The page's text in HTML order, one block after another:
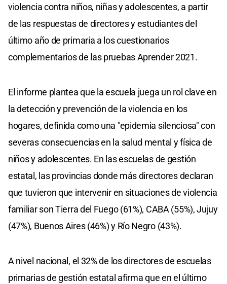
violencia contra niños, niñas y adolescentes, a partir
de las respuestas de directores y estudiantes del
último año de primaria a los cuestionarios
complementarios de las pruebas Aprender 2021.
El informe plantea que la escuela juega un rol clave en
la detección y prevención de la violencia en los
hogares, definida como una "epidemia silenciosa" con
severas consecuencias en la salud mental y física de
niños y adolescentes. En las escuelas de gestión
estatal, las provincias donde más directores declaran
que tuvieron que intervenir en situaciones de violencia
familiar son Tierra del Fuego (61%), CABA (55%), Jujuy
(47%), Buenos Aires (46%) y Río Negro (43%).
A nivel nacional, el 32% de los directores de escuelas
primarias de gestión estatal afirma que en el último